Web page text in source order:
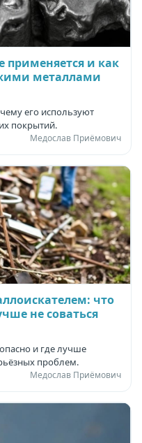
применяется и как
металлами
его используют
покрытий.
Медослав Приёмович
что
не соваться
и где лучше
проблем.
Медослав Приёмович